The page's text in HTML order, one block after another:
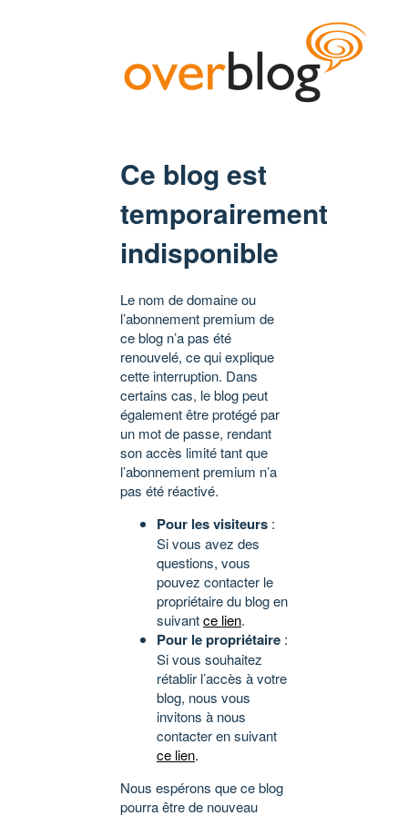
Ce blog est
temporairement
indisponible
Le nom de domaine ou
l’abonnement premium de
ce blog n’a pas été
renouvelé, ce qui explique
cette interruption. Dans
certains cas, le blog peut
également être protégé par
un mot de passe, rendant
son accès limité tant que
l’abonnement premium n’a
pas été réactivé.
Pour les visiteurs :
Si vous avez des
questions, vous
pouvez contacter le
propriétaire du blog en
suivantce lien.
Pour le propriétaire :
Si vous souhaitez
rétablir l’accès à votre
blog, nous vous
invitons à nous
contacter en suivant
ce lien.
Nous espérons que ce blog
pourra être de nouveau